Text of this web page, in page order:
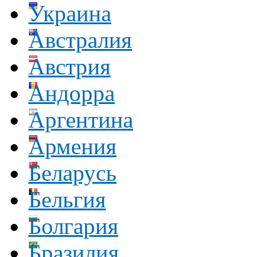
Украина
Австралия
Австрия
Андорра
Аргентина
Армения
Беларусь
Бельгия
Болгария